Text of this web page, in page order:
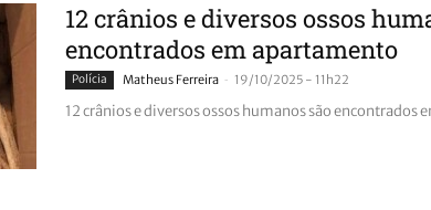
12 crânios e diversos ossos
encontrados em apartamento
Polícia Matheus Ferreira - 19/10/2025 - 11h22
12 crânios e diversos ossos humanos são encontrados